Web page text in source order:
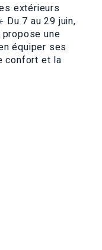
extérieurs
7 au 29 juin,
une
équiper ses
confort et la